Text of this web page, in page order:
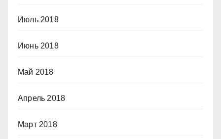
Июль 2018
Июнь 2018
Май 2018
Апрель 2018
Март 2018